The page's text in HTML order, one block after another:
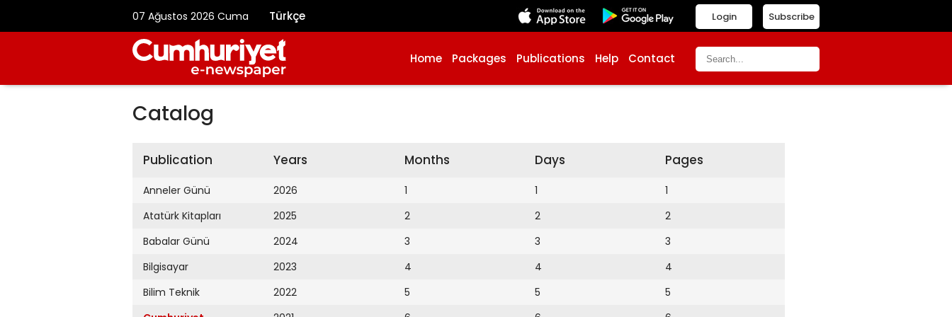
07 Ağustos 2026 Cuma Türkçe Subscribe
Login
Home Packages Publications Help Contact
Catalog
Publication
Anneler Günü
Atatürk Kitapları
Babalar Günü
Bilgisayar
Bilim Teknik
Years
2026
2025
2024
2023
2022
Months
1
2
3
4
5
Days
1
2
3
4
5
Pages
1
2
3
4
5